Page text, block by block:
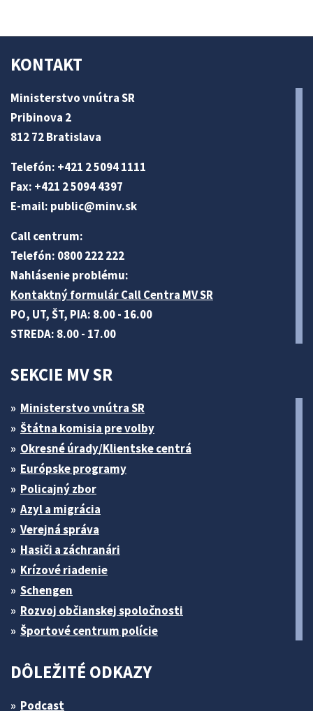
KONTAKT
Ministerstvo vnútra SR
Pribinova 2
812 72 Bratislava
Telefón: +421 2 5094 1111
Fax: +421 2 5094 4397
E-mail: public@minv.sk
Call centrum:
Telefón: 0800 222 222
Nahlásenie problému:
Kontaktný formulár Call Centra MV SR
PO, UT, ŠT, PIA: 8.00 - 16.00
STREDA: 8.00 - 17.00
SEKCIE MV SR
Ministerstvo vnútra SR
Štátna komisia pre volby
Okresné úrady/Klientske centrá
Európske programy
Policajný zbor
Azyl a migrácia
Verejná správa
Hasiči a záchranári
Krízové riadenie
Schengen
Rozvoj občianskej spoločnosti
Športové centrum polície
DÔLEŽITÉ ODKAZY
Podcast